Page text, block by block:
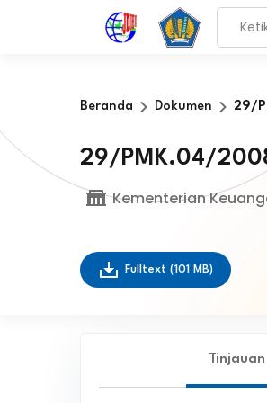
Beranda Dokumen 29/
29/PMK.04/
Kementerian
Fulltext (101 MB)
Tinjauan